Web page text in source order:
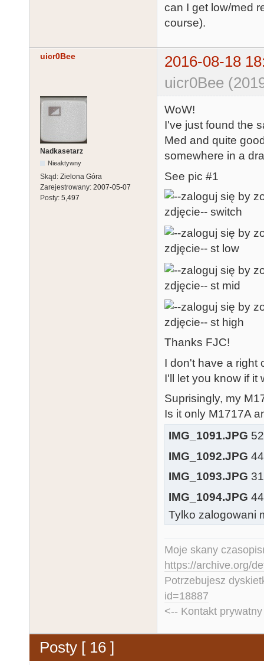
can I get low/med
course).
uicr0Bee
2016-08-18
uicr0Bee
Nadkasetarz
Nieaktywny
Skąd: Zielona Góra
Zarejestrowany: 2007-05-07
Posty: 5,497
WoW!
I've just found the
Med and quite
somewhere in a
See pic #1
Thanks FJC!
I don't have a right
I'll let you know if it
Suprisingly, my
Is it only M1717A
IMG_1091.JPG
IMG_1092.JPG
IMG_1093.JPG
IMG_1094.JPG
Tylko zalogowani
Moje skany
https://archive.org/
Potrzebujesz
id=18887
<-- Kontakt
Posty [ 16 ]